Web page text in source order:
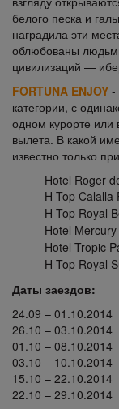
белого песка и
наградила эти
облюбованы
цивилизаций —
FORTUNA ENJOY -
категории, с
одном курорте или
вылета. В какой
известно только
Hotel Roger
H Top Calalla
H Top Royal
Hotel
Hotel Tropic
H Top Royal
Даты заездов:
24.09 – 01.10.2014
26.10 – 03.10.2014
01.10 – 08.10.2014
03.10 – 10.10.2014
15.10 – 22.10.2014
22.10 – 29.10.2014